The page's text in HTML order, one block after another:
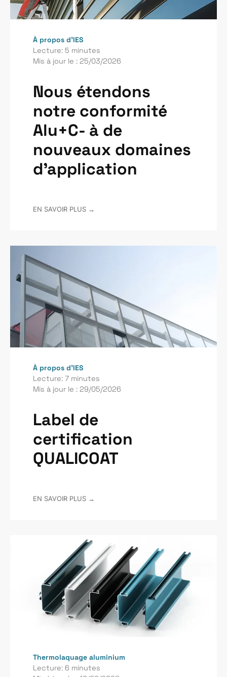
À propos d’IES
Lecture: 5 minutes
Mis à jour le : 25/03/2026
Nous étendons
notre conformité
Alu+C- à de
nouveaux domaines
d’application
EN SAVOIR PLUS →
À propos d’IES
Lecture: 7 minutes
Mis à jour le : 29/05/2026
Label de
certification
QUALICOAT
EN SAVOIR PLUS →
Thermolaquage aluminium
Lecture: 6 minutes